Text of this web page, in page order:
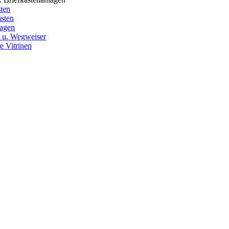
Wegweiser
Vitrinen